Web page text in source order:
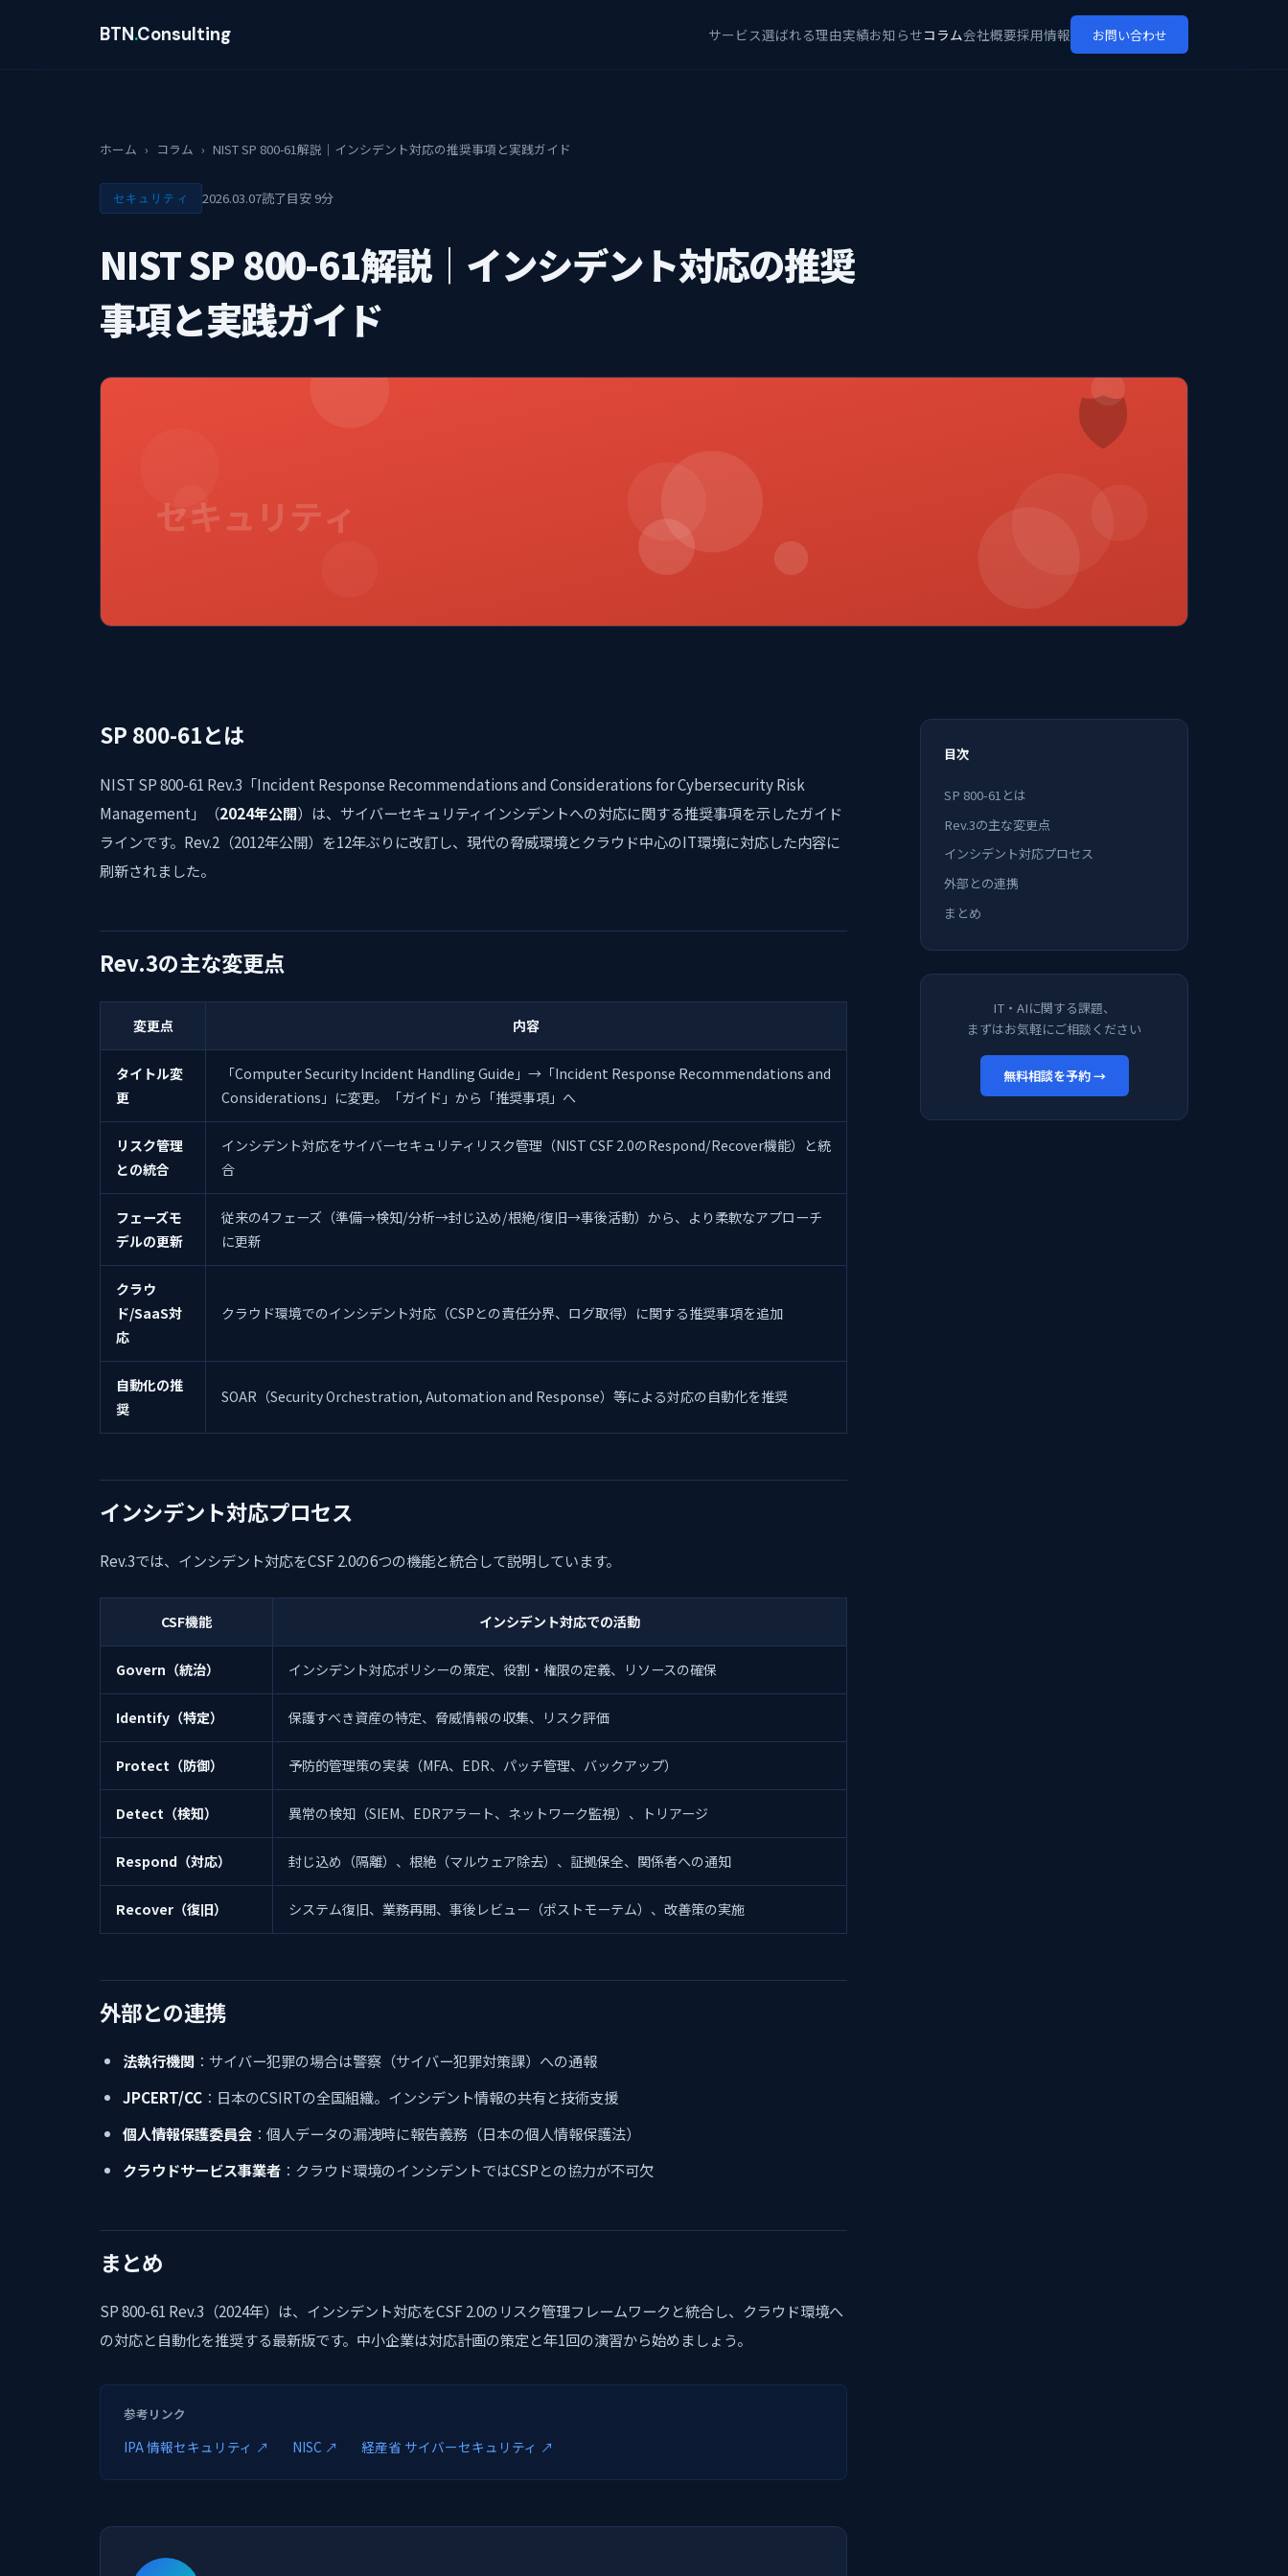
BTN.Consulting サービス選ばれる理由実績お知らせコラム会社概要採用情報 お問い合わせ
ホーム › コラム › NIST SP 800-61解説｜インシデント対応の推奨事項と実践ガイド
セキュリティ 2026.03.07読了目安 9分
NIST SP 800-61解説｜インシデント対応の推奨
事項と実践ガイド
セキュリティ
🛡
SP 800-61とは
NIST SP 800-61 Rev.3「Incident Response Recommendations and Considerations for Cybersecurity Risk
Management」（2024年公開）は、サイバーセキュリティインシデントへの対応に関する推奨事項を示したガイド
ラインです。Rev.2（2012年公開）を12年ぶりに改訂し、現代の脅威環境とクラウド中心のIT環境に対応した内容に
刷新されました。
Rev.3の主な変更点
変更点 内容
タイトル変
更
「Computer Security Incident Handling Guide」→「Incident Response Recommendations and
Considerations」に変更。「ガイド」から「推奨事項」へ
リスク管理
との統合
インシデント対応をサイバーセキュリティリスク管理（NIST CSF 2.0のRespond/Recover機能）と統
合
フェーズモ
デルの更新
従来の4フェーズ（準備→検知/分析→封じ込め/根絶/復旧→事後活動）から、より柔軟なアプローチ
に更新
クラウ
ド/SaaS対
応
クラウド環境でのインシデント対応（CSPとの責任分界、ログ取得）に関する推奨事項を追加
自動化の推
奨
SOAR（Security Orchestration, Automation and Response）等による対応の自動化を推奨
インシデント対応プロセス
Rev.3では、インシデント対応をCSF 2.0の6つの機能と統合して説明しています。
CSF機能 インシデント対応での活動
Govern（統治） インシデント対応ポリシーの策定、役割・権限の定義、リソースの確保
Identify（特定） 保護すべき資産の特定、脅威情報の収集、リスク評価
Protect（防御） 予防的管理策の実装（MFA、EDR、パッチ管理、バックアップ）
Detect（検知） 異常の検知（SIEM、EDRアラート、ネットワーク監視）、トリアージ
Respond（対応） 封じ込め（隔離）、根絶（マルウェア除去）、証拠保全、関係者への通知
Recover（復旧） システム復旧、業務再開、事後レビュー（ポストモーテム）、改善策の実施
外部との連携
法執行機関 ：サイバー犯罪の場合は警察（サイバー犯罪対策課）への通報
JPCERT/CC ：日本のCSIRTの全国組織。インシデント情報の共有と技術支援
個人情報保護委員会 ：個人データの漏洩時に報告義務（日本の個人情報保護法）
クラウドサービス事業者 ：クラウド環境のインシデントではCSPとの協力が不可欠
まとめ
SP 800-61 Rev.3（2024年）は、インシデント対応をCSF 2.0のリスク管理フレームワークと統合し、クラウド環境へ
の対応と自動化を推奨する最新版です。中小企業は対応計画の策定と年1回の演習から始めましょう。
参考リンク
IPA 情報セキュリティ ↗ NISC ↗ 経産省 サイバーセキュリティ ↗
目次
SP 800-61とは
Rev.3の主な変更点
インシデント対応プロセス
外部との連携
まとめ
IT・AIに関する課題、
まずはお気軽にご相談ください
無料相談を予約 →